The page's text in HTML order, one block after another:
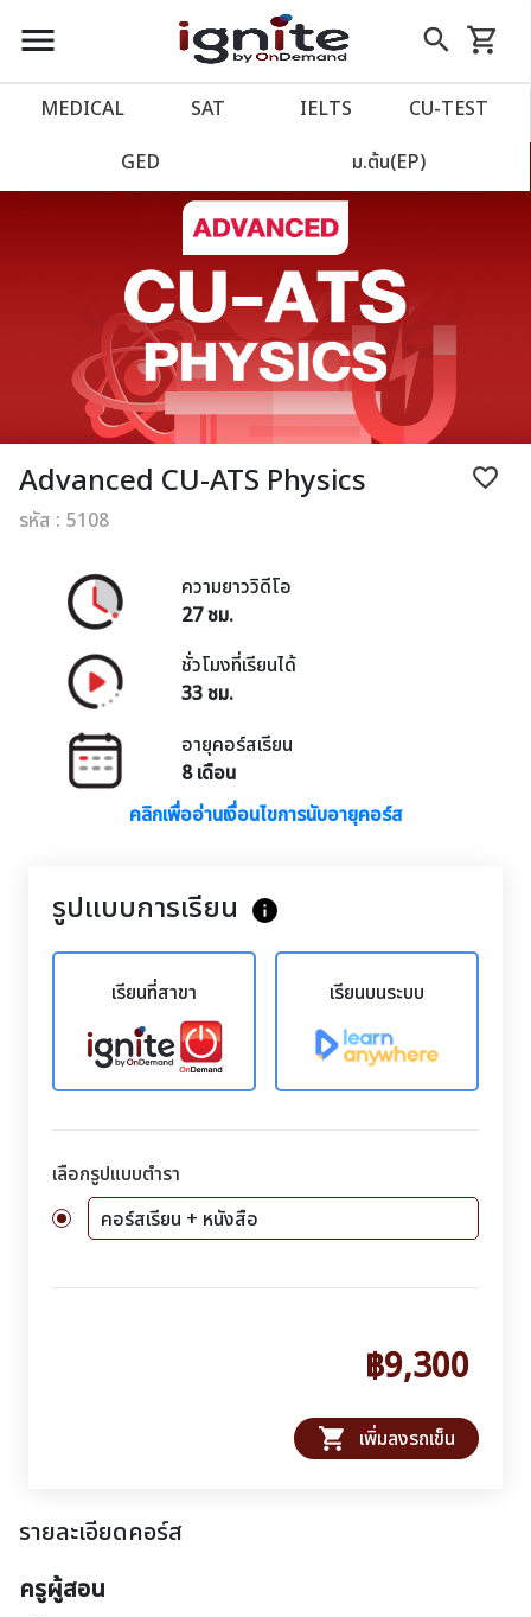
close
account_balance หน้าแรก
เว็บไซต์อิกไนท์
วางแผนการเรียน
เข้าสู่ระบบ
assignment ลงทะเบียน
menu search
Skip
to
shopping_cart
รถเข็น
MEDICAL SAT IELTS CU‑TEST
GED ม.ต้น(EP)
favorite_border
Advanced CU-ATS Physics
รหัส : 5108
ความยาววิดีโอ
27 ชม.
ชั่วโมงที่เรียนได้
33 ชม.
อายุคอร์สเรียน
8 เดือน
คลิกเพื่ออ่านเงื่อนไขการนับอายุคอร์ส
รูปแบบการเรียน info
เรียนที่สาขา เรียนบนระบบ
เลือกรูปแบบตำรา
คอร์สเรียน + หนังสือ
฿9,300
shopping_cart เพิ่มลงรถเข็น
รายละเอียดคอร์ส
ครูผู้สอน